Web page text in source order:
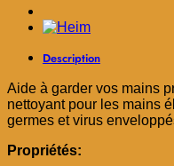
Description
Aide à garder vos mains
nettoyant pour les mains
germes et virus
Propriétés: